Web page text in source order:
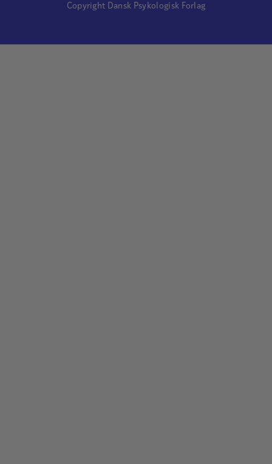
Copyright Dansk Psykologisk Forlag